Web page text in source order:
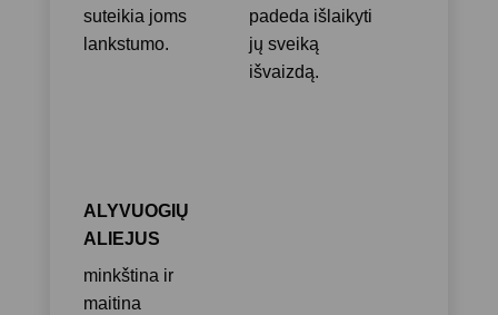
suteikia joms
lankstumo.
padeda išlaikyti
jų sveiką
išvaizdą.
ALYVUOGIŲ
ALIEJUS
minkština ir
maitina